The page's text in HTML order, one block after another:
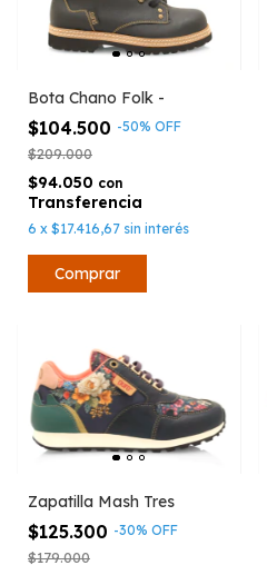
Bota Chano Folk -
$104.500 -50% OFF
$209.000
$94.050 con
6 x $17.416,67 sin interés
Comprar
Zapatilla Mash Tres
$125.300 -30% OFF
$179.000